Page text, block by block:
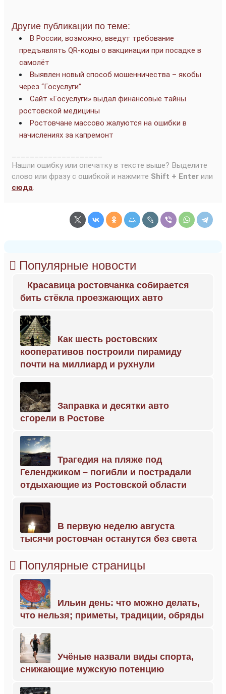
Другие публикации по теме:
В России, возможно, введут требование
предъявлять QR-коды о вакцинации при посадке в
самолёт
Выявлен новый способ мошенничества – якобы
через “Госуслуги”
Сайт «Госуслуги» выдал финансовые тайны
ростовской медицины
Ростовчане массово жалуются на ошибки в
начислениях за капремонт
Нашли ошибку или опечатку в тексте выше? Выделите
слово или фразу с ошибкой и нажмите Shift + Enter или
сюда.
Популярные новости
Красавица ростовчанка собирается
бить стёкла проезжающих авто
Как шесть ростовских
кооперативов построили пирамиду
почти на миллиард и рухнули
Заправка и десятки авто
сгорели в Ростове
Трагедия на пляже под
Геленджиком – погибли и пострадали
отдыхающие из Ростовской области
В первую неделю августа
тысячи ростовчан останутся без света
Популярные страницы
Ильин день: что можно делать,
что нельзя; приметы, традиции, обряды
Учёные назвали виды спорта,
снижающие мужскую потенцию